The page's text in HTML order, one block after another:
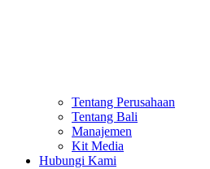
Tentang Perusahaan
Tentang Bali
Manajemen
Kit Media
Hubungi Kami